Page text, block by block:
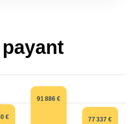
€
91 886 €
77 337 €